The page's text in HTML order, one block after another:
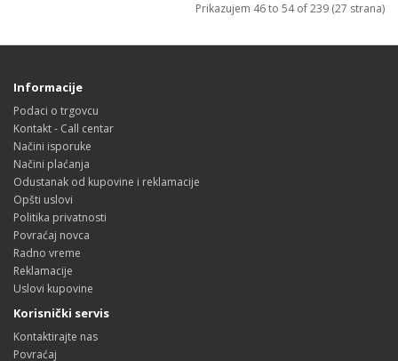
Prikazujem 46 to 54 of 239 (27 strana)
Informacije
Podaci o trgovcu
Kontakt - Call centar
Načini isporuke
Načini plaćanja
Odustanak od kupovine i reklamacije
Opšti uslovi
Politika privatnosti
Povraćaj novca
Radno vreme
Reklamacije
Uslovi kupovine
Korisnički servis
Kontaktirajte nas
Povraćaj